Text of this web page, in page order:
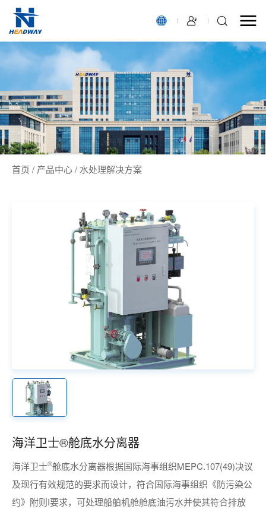
首页 / 产品中心/ 水处理解决方案
海洋卫士®舱底水分离器
海洋卫士®舱底水分离器根据国际海事组织MEPC.107(49)决议
及现行有效规范的要求而设计，符合国际海事组织《防污染公
约》附则I要求，可处理船舶机舱舱底油污水并使其符合排放